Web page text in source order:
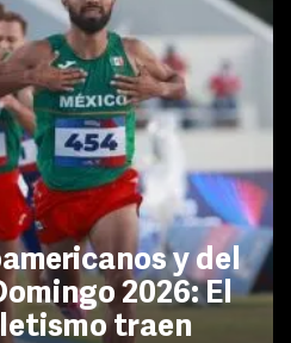
y del
2026: El
traen